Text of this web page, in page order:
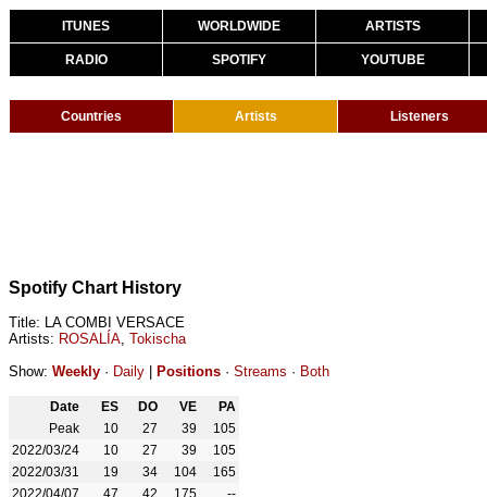
ITUNES WORLDWIDE ARTISTS
RADIO SPOTIFY YOUTUBE
Countries Artists Listeners
Spotify Chart History
Title: LA COMBI VERSACE
Artists: ROSALÍA, Tokischa
Show: Weekly · Daily Positions · Streams · Both
Date ES DO VE
PA
Peak
10 27 39
105
2022/03/24
10 27 39
105
2022/03/31
19 34 104
165
2022/04/07
47 42 175
--